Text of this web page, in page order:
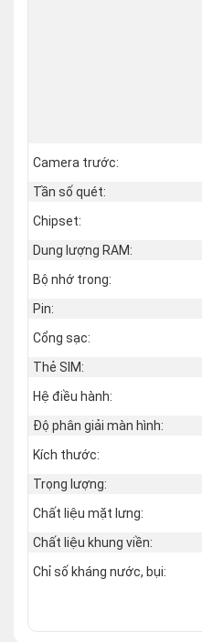
Camera trước:
Tần số quét:
Chipset:
Dung lượng RAM:
Bộ nhớ trong:
Pin:
Cổng sạc:
Thẻ SIM:
Hệ điều hành:
Độ phân giải màn hình:
Kích thước:
Trọng lượng:
Chất liệu mặt lưng:
Chất liệu khung viền:
Chỉ số kháng nước, bụi: